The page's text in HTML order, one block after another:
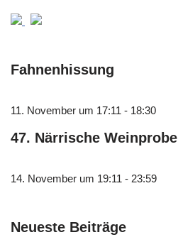
Fahnenhissung
11. November um 17:11 - 18:30
47. Närrische Weinprobe
14. November um 19:11 - 23:59
Neueste Beiträge